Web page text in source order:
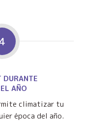
DURANTE
AÑO
climatizar tu
época del año.